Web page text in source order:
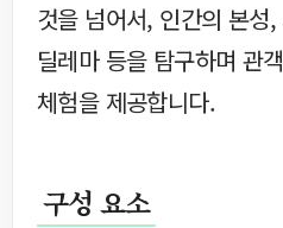
것을 넘어서, 인간의 본성
딜레마 등을 탐구하며 관
체험을 제공합니다.
구성 요소